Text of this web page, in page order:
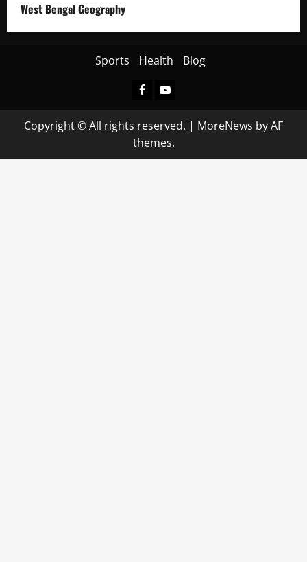
West Bengal Geography
Sports Health Blog
Facebook
Youtube
Copyright © All rights reserved. | MoreNews by AF
themes.